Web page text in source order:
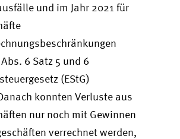
und im Jahr 2021 für
6 Satz 5 und 6
(EStG)
konnten Verluste aus
nur noch mit Gewinnen
verrechnet werden,